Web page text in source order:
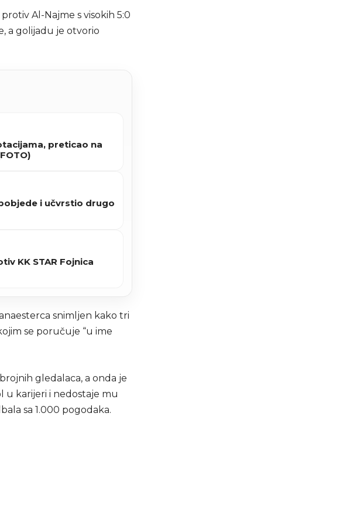
Al-Najme s visokih 5:0
a golijadu je otvorio
preticao na
i učvrstio drugo
KK STAR Fojnica
snimljen kako tri
se poručuje “u ime
gledalaca, a onda je
u karijeri i nedostaje mu
sa 1.000 pogodaka.